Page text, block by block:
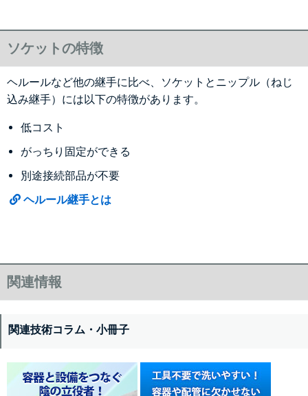
ソケットの特徴
ヘルールなど他の継手に比べ、ソケットとニップル（ねじ
込み継手）には以下の特徴があります。
低コスト
がっちり固定ができる
別途接続部品が不要
ヘルール継手とは
関連情報
関連技術コラム・小冊子